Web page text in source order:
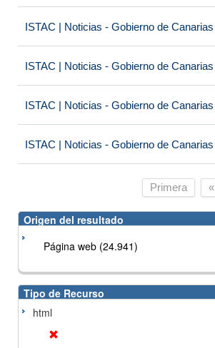
ISTAC | Noticias - Gobierno de Canarias
ISTAC | Noticias - Gobierno de Canarias
ISTAC | Noticias - Gobierno de Canarias
ISTAC | Noticias - Gobierno de Canarias
Primera «
Origen del resultado
Página web (24.941)
Tipo de Recurso
html